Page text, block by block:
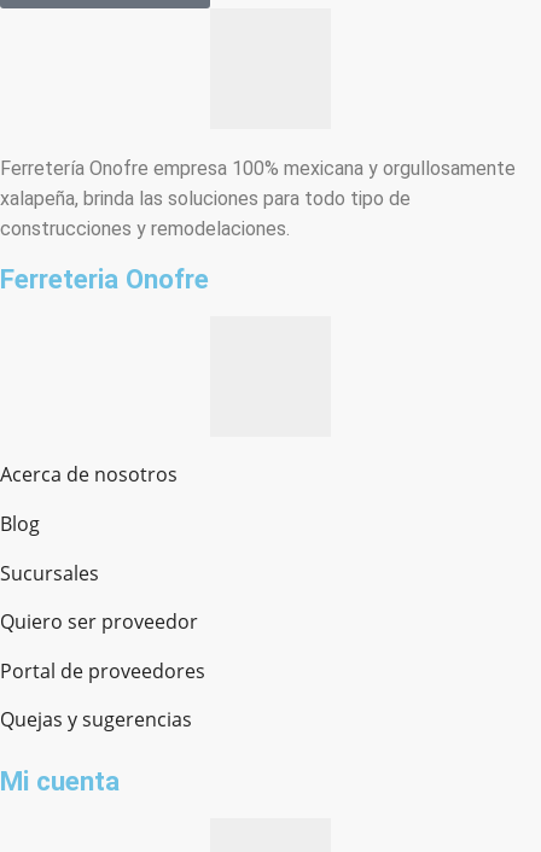
Ferretería Onofre empresa 100% mexicana y orgullosamente
xalapeña, brinda las soluciones para todo tipo de
construcciones y remodelaciones.
Ferreteria Onofre
Acerca de nosotros
Blog
Sucursales
Quiero ser proveedor
Portal de proveedores
Quejas y sugerencias
Mi cuenta